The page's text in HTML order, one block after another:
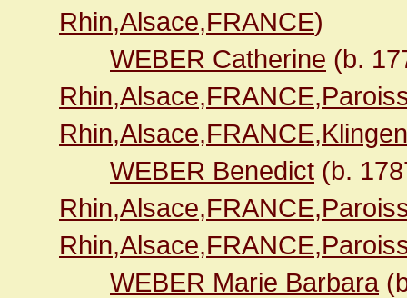
Rhin,Alsace,FRANCE)
WEBER Catherine (b.
WEBER Benedict (b.
WEBER Marie Barbara